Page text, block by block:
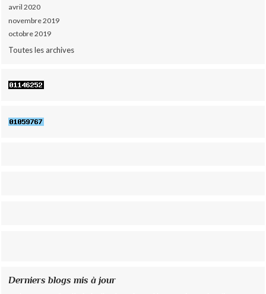
avril 2020
novembre 2019
octobre 2019
Toutes les archives
Derniers blogs mis à jour